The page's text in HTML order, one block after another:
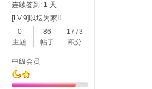
连续签到: 1 天
[LV.9]以坛为家II
0
主题
86
帖子
1773
积分
中级会员